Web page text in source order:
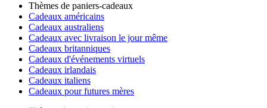
Thèmes de paniers-cadeaux
Cadeaux américains
Cadeaux australiens
Cadeaux avec livraison le jour même
Cadeaux britanniques
Cadeaux d'événements virtuels
Cadeaux irlandais
Cadeaux italiens
Cadeaux pour futures mères